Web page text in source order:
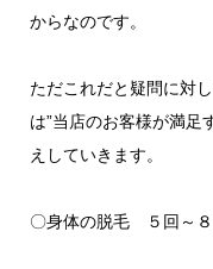
からなのです。
ただこれだと疑問に対
は”当店のお客様が満足
えしていきます。
〇身体の脱毛 ５回～８